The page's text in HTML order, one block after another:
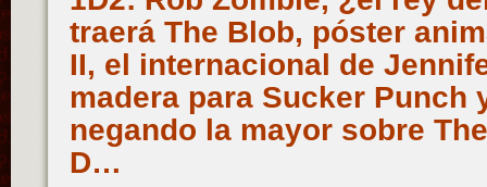
traerá The Blob, póster
II, el internacional de
madera para Sucker Punch
negando la mayor sobre
D…